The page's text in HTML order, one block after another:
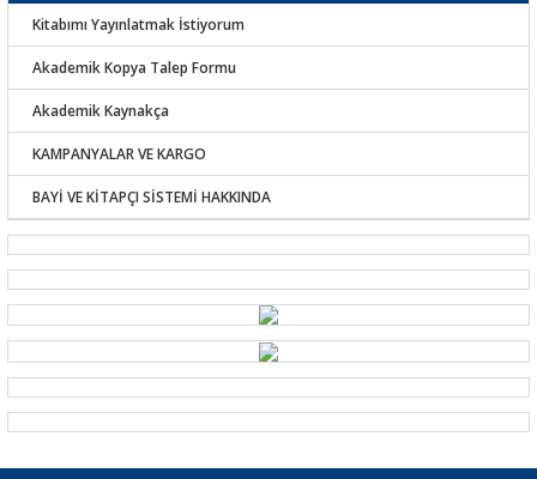
Kitabımı Yayınlatmak İstiyorum
Akademik Kopya Talep Formu
Akademik Kaynakça
KAMPANYALAR VE KARGO
BAYİ VE KİTAPÇI SİSTEMİ HAKKINDA